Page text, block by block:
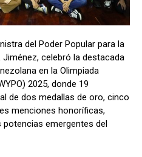
del Poder Popular para la
Jiménez, celebró la destacada
en la Olimpiada
2025, donde 19
de dos medallas de oro, cinco
menciones honoríficas,
emergentes del